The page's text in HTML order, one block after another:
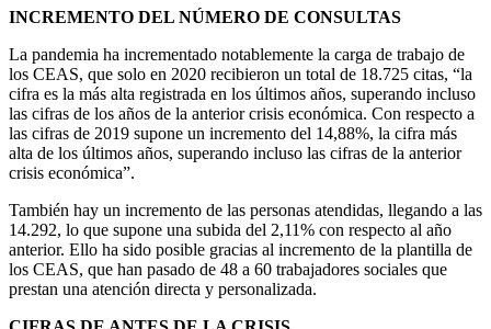
INCREMENTO DEL NÚMERO DE CONSULTAS
La pandemia ha incrementado notablemente la carga de trabajo de
los CEAS, que solo en 2020 recibieron un total de 18.725 citas, “la
cifra es la más alta registrada en los últimos años, superando incluso
las cifras de los años de la anterior crisis económica. Con respecto a
las cifras de 2019 supone un incremento del 14,88%, la cifra más
alta de los últimos años, superando incluso las cifras de la anterior
crisis económica”.
También hay un incremento de las personas atendidas, llegando a las
14.292, lo que supone una subida del 2,11% con respecto al año
anterior. Ello ha sido posible gracias al incremento de la plantilla de
los CEAS, que han pasado de 48 a 60 trabajadores sociales que
prestan una atención directa y personalizada.